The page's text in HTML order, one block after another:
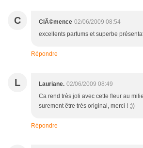
C ClÃ©mence 02/06/2009 08:54
excellents parfums et superbe
Répondre
L Lauriane. 02/06/2009 08:49
Ca rend très joli avec cette fleur au
surement être très original, merci ! ;))
Répondre